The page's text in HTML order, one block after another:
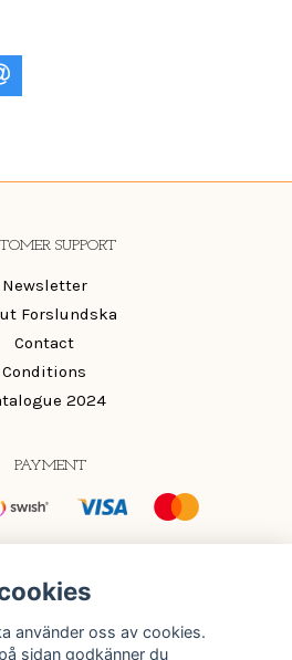
SUPPORT
Newsletter
Forslundska
Contact
Conditions
2024
PAYMENT
oavsett om du vågar mycket
använder oss av cookies.
sidan godkänner du